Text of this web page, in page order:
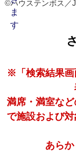
©ハウステンボス／
※「検索結果画
満席・満室など
で施設および
あらか